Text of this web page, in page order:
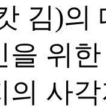
김)의
을 위
의 사